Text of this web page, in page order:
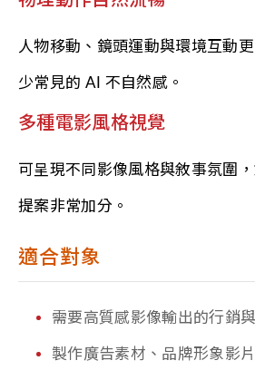
人物移動、鏡頭運動與環境互動
少常見的 AI 不自然感。
多種電影風格視覺
可呈現不同影像風格與敘事氛圍
提案非常加分。
適合對象
需要高質感影像輸出的行銷
製作廣告素材、品牌形象影